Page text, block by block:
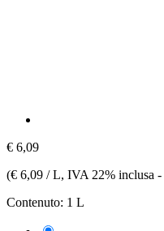
€ 6,09
(€ 6,09 / L, IVA 22% inclusa -
Contenuto: 1 L